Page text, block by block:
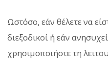
Ωστόσο, εάν θέλετε να
διεξοδικοί ή εάν
χρησιμοποιήστε τη